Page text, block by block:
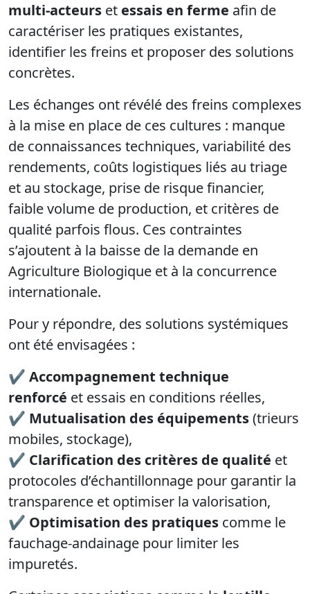
multi-acteurs et essais en ferme afin de
caractériser les pratiques existantes,
identifier les freins et proposer des solutions
concrètes.
Les échanges ont révélé des freins complexes
à la mise en place de ces cultures : manque
de connaissances techniques, variabilité des
rendements, coûts logistiques liés au triage
et au stockage, prise de risque financier,
faible volume de production, et critères de
qualité parfois flous. Ces contraintes
s’ajoutent à la baisse de la demande en
Agriculture Biologique et à la concurrence
internationale.
Pour y répondre, des solutions systémiques
ont été envisagées :
✔ Accompagnement technique
renforcé et essais en conditions réelles,
✔ Mutualisation des équipements(trieurs
mobiles, stockage),
✔ Clarification des critères de qualité et
protocoles d’échantillonnage pour garantir la
transparence et optimiser la valorisation,
✔ Optimisation des pratiques comme le
fauchage-andainage pour limiter les
impuretés.